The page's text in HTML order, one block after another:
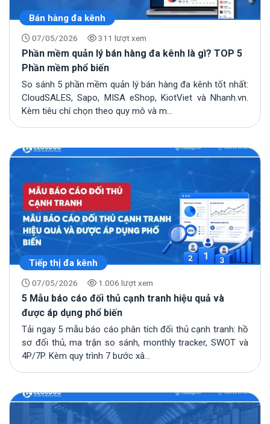
Bán hàng đa kênh
07/05/2026 311 lượt xem
Phần mềm quản lý bán hàng đa kênh là gì? TOP 5
Phần mềm phổ biến
So sánh 5 phần mềm quản lý bán hàng đa kênh tốt nhất:
CloudSALES, Sapo, MISA eShop, KiotViet và Nhanh.vn.
Kèm tiêu chí chọn theo quy mô và m...
Tiếp thị đa kênh
07/05/2026 1.006 lượt xem
5 Mẫu báo cáo đối thủ cạnh tranh hiệu quả và
được áp dụng phổ biến
Tải ngay 5 mẫu báo cáo phân tích đối thủ cạnh tranh: hồ
sơ đối thủ, ma trận so sánh, monthly tracker, SWOT và
4P/7P. Kèm quy trình 7 bước xâ...